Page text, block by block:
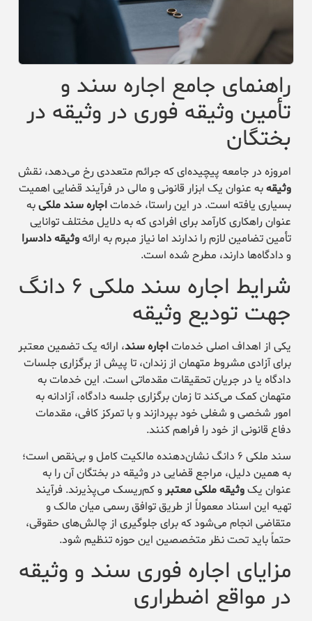
راهنمای جامع اجاره سند و
تأمین وثیقه فوری در وثیقه در
بختگان
امروزه در جامعه پیچیده‌ای که جرائم متعددی رخ می‌دهد، نقش
وثیقهبه عنوان یک ابزار قانونی و مالی در فرآیند قضایی اهمیت
بسیاری یافته است. در این راستا، خدماتاجاره سند ملکیبه
عنوان راهکاری کارآمد برای افرادی که به دلایل مختلف توانایی
تأمین تضامین لازم را ندارند اما نیاز مبرم به ارائهوثیقه دادسرا
و دادگاه‌ها دارند، مطرح شده است.
شرایط اجاره سند ملکی ۶ دانگ
جهت تودیع وثیقه
یکی از اهداف اصلی خدماتاجاره سند، ارائه یک تضمین معتبر
برای آزادی مشروط متهمان از زندان، تا پیش از برگزاری جلسات
دادگاه یا در جریان تحقیقات مقدماتی است. این خدمات به
متهمان کمک می‌کند تا زمان برگزاری جلسه دادگاه، آزادانه به
امور شخصی و شغلی خود بپردازند و با تمرکز کافی، مقدمات
دفاع قانونی از خود را فراهم کنند.
سند ملکی ۶ دانگ نشان‌دهنده مالکیت کامل و بی‌نقص است؛
به همین دلیل، مراجع قضایی در وثیقه در بختگان آن را به
عنوان یکوثیقه ملکی معتبرو کم‌ریسک می‌پذیرند. فرآیند
تهیه این اسناد معمولاً از طریق توافق رسمی میان مالک و
متقاضی انجام می‌شود که برای جلوگیری از چالش‌های حقوقی،
حتماً باید تحت نظر متخصصین این حوزه تنظیم شود.
مزایای اجاره فوری سند و وثیقه
در مواقع اضطراری